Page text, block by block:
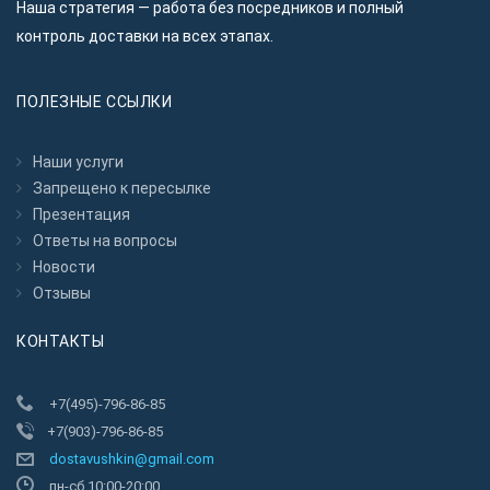
Наша стратегия — работа без посредников и полный
контроль доставки на всех этапах.
ПОЛЕЗНЫЕ ССЫЛКИ
Наши услуги
Запрещено к пересылкe
Презентация
Ответы на вопросы
Новости
Отзывы
КОНТАКТЫ
+7(495)-796-86-85
+7(903)-796-86-85
dostavushkin@gmail.com
пн-сб 10:00-20:00